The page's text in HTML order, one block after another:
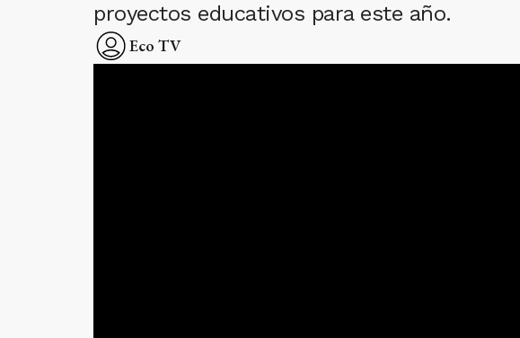
proyectos educativos para este año.
Eco TV